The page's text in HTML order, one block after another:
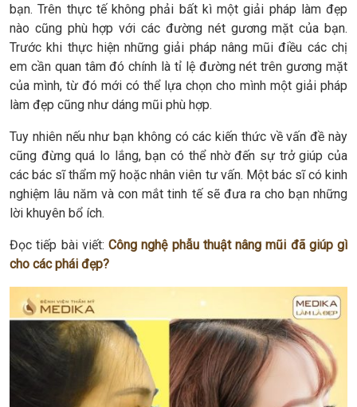
bạn. Trên thực tế không phải bất kì một giải pháp làm đẹp
nào cũng phù hợp với các đường nét gương mặt của bạn.
Trước khi thực hiện những giải pháp nâng mũi điều các chị
em cần quan tâm đó chính là tỉ lệ đường nét trên gương mặt
của mình, từ đó mới có thể lựa chọn cho mình một giải pháp
làm đẹp cũng như dáng mũi phù hợp.
Tuy nhiên nếu như bạn không có các kiến thức về vấn đề này
cũng đừng quá lo lắng, bạn có thể nhờ đến sự trở giúp của
các bác sĩ thẩm mỹ hoặc nhân viên tư vấn. Một bác sĩ có kinh
nghiệm lâu năm và con mắt tinh tế sẽ đưa ra cho bạn những
lời khuyên bổ ích.
Đọc tiếp bài viết: Công nghệ phẫu thuật nâng mũi đã giúp gì
cho các phái đẹp?